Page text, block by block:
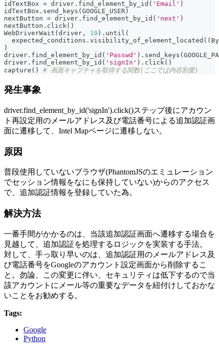
idTextBox = driver . find_element_by_id ( 'Email' )
idTextBox . send_keys (GOOGLE_USER )
nextButton = driver . find_element_by_id ( 'next' )
nextButton . click ( )
WebDriverWait (driver , 10 ) . until (
  expected_conditions
. visibility_of_element_located ( ( By
)
driver . find_element_by_id ( 'Passwd' ) . send_keys (
driver . find_element_by_id ( 'signIn' ) . click ( )
capture ( ) # 画面キャプチャを取得する関数(ここでは内容割愛)
発生事象
driver.find_element_by_id('signIn').click()ステップ後にアカウン
ト再設定用のメールアドレス及び電話番号による追加認証画
面に遷移して、Intel Mapページに遷移しない。
原因
普段使用していないブラウザ(PhantomJSのエミュレーション
でセッション情報をなにも保持していない)からのアクセス
で、追加認証情報を登録していた為。
解決方法
一番手間がかかるのは、当該追加認証画面へ遷移する場合を
見越して、追加認証を処理するロジックを実装する手法。
対して、手っ取り早いのは、追加認証用のメールアドレス及
び電話番号をGoogleのアカウント設定画面から削除するこ
と。勿論、この変更に伴い、セキュリティは低下するので当
該アカウントにメール等の重要なデータを紐付けしておかな
いことをお勧めする。
Tags:
Google
Python